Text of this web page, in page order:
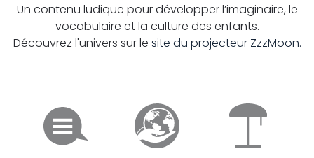
Un contenu ludique pour développer l’imaginaire, le
vocabulaire et la culture des enfants.
Découvrez l'univers sur le site du projecteur ZzzMoon.